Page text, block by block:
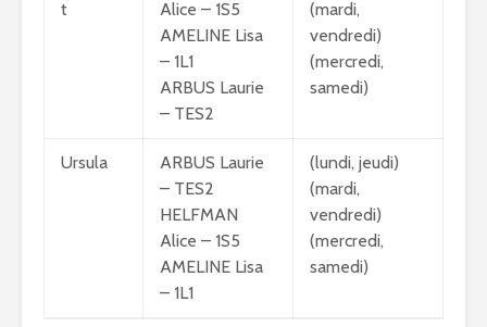
t
Alice – 1S5
AMELINE Lisa
– 1L1
ARBUS Laurie
– TES2
(mardi,
vendredi)
(mercredi,
samedi)
Ursula
ARBUS Laurie
– TES2
HELFMAN
Alice – 1S5
AMELINE Lisa
– 1L1
(lundi, jeudi)
(mardi,
vendredi)
(mercredi,
samedi)